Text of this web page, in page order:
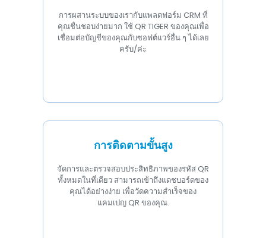
การผสานระบบของเรากับแพลตฟอร์ม CRM ที่
คุณชื่นชอบง่ายมาก ใช้ QR TIGER ของคุณเพื่อ
เชื่อมต่อบัญชีของคุณกับซอฟต์แวร์อื่น ๆ ได้เลย
ครับ/ค่ะ
การติดตามขั้นสูง
จัดการและตรวจสอบประสิทธิภาพของรหัส QR
ทั้งหมดในที่เดียว สามารถเข้าถึงแดชบอร์ดของ
คุณได้อย่างง่าย เพื่อวัดความสำเร็จของ
แคมเปญ QR ของคุณ.